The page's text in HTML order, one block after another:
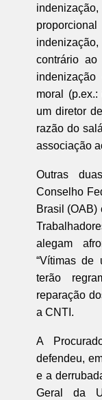
contrário
moral
um diretor
razão do
associação
Outras
Conselho
Brasil (OAB)
alegam
“Vítimas de
terão
reparação
a CNTI.
A
defendeu,
e a
Geral da